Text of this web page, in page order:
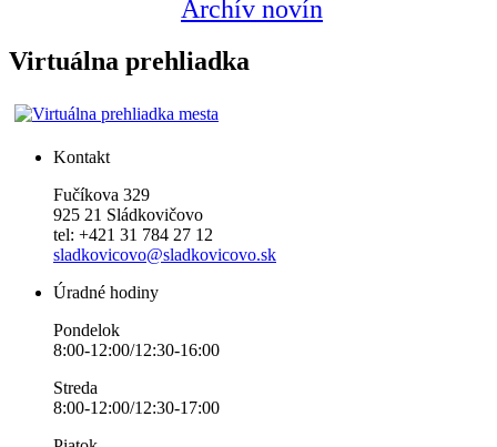
Archív novín
Virtuálna prehliadka
Kontakt
Fučíkova 329
925 21 Sládkovičovo
tel: +421 31 784 27 12
sladkovicovo@sladkovicovo.sk
Úradné hodiny
Pondelok
8:00-12:00/12:30-16:00
Streda
8:00-12:00/12:30-17:00